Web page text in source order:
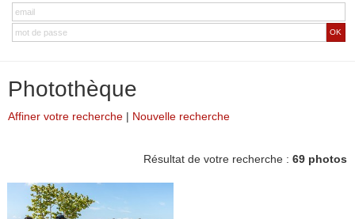
OK
Photothèque
Affiner votre recherche | Nouvelle recherche
Résultat de votre recherche : 69 photos